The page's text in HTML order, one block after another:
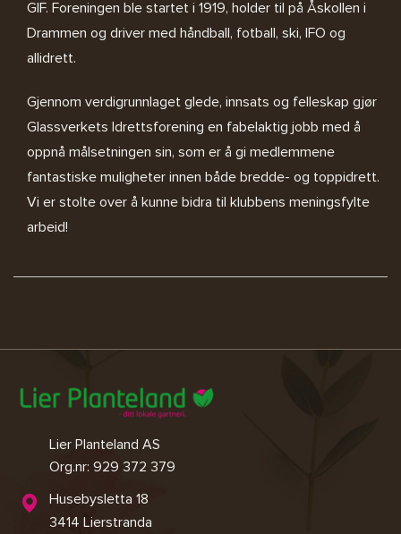
GIF. Foreningen ble startet i 1919, holder til på Åskollen i
Drammen og driver med håndball, fotball, ski, IFO og
allidrett.
Gjennom verdigrunnlaget glede, innsats og felleskap gjør
Glassverkets Idrettsforening en fabelaktig jobb med å
oppnå målsetningen sin, som er å gi medlemmene
fantastiske muligheter innen både bredde- og toppidrett.
Vi er stolte over å kunne bidra til klubbens meningsfylte
arbeid!
Lier Planteland AS
Org.nr: 929 372 379
Husebysletta 18
3414 Lierstranda